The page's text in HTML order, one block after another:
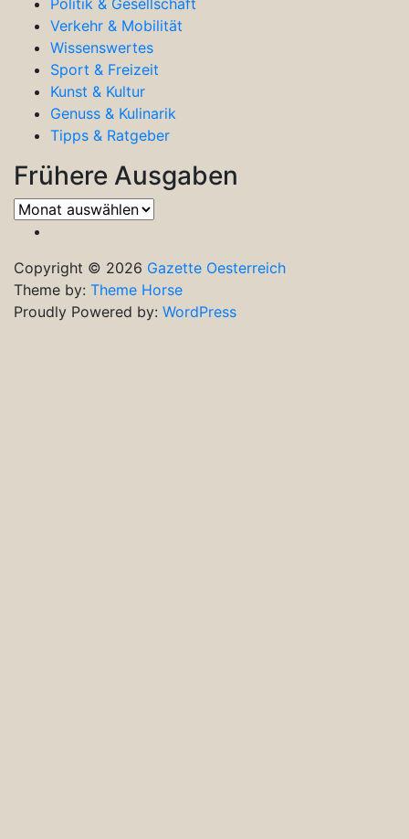
Politik & Gesellschaft
Verkehr & Mobilität
Wissenswertes
Sport & Freizeit
Kunst & Kultur
Genuss & Kulinarik
Tipps & Ratgeber
Frühere Ausgaben
Frühere
Ausgaben
Copyright © 2026 Gazette Oesterreich
Theme by: Theme Horse
Proudly Powered by: WordPress